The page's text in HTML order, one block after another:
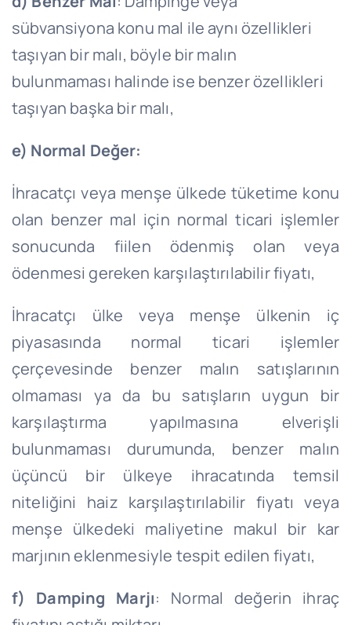
sübvansiyona konu mal ile aynı özellikleri
taşıyan bir malı, böyle bir malın
bulunmaması halinde ise benzer özellikleri
taşıyan başka bir malı,
e) Normal Değer:
İhracatçı veya menşe ülkede tüketime konu
olan benzer mal için normal ticari işlemler
sonucunda fiilen ödenmiş olan veya
ödenmesi gereken karşılaştırılabilir fiyatı,
İhracatçı ülke veya menşe ülkenin iç
piyasasında normal ticari işlemler
çerçevesinde benzer malın satışlarının
olmaması ya da bu satışların uygun bir
karşılaştırma yapılmasına elverişli
bulunmaması durumunda, benzer malın
üçüncü bir ülkeye ihracatında temsil
niteliğini haiz karşılaştırılabilir fiyatı veya
menşe ülkedeki maliyetine makul bir kar
marjının eklenmesiyle tespit edilen fiyatı,
f)
Damping Marjı: Normal değerin ihraç